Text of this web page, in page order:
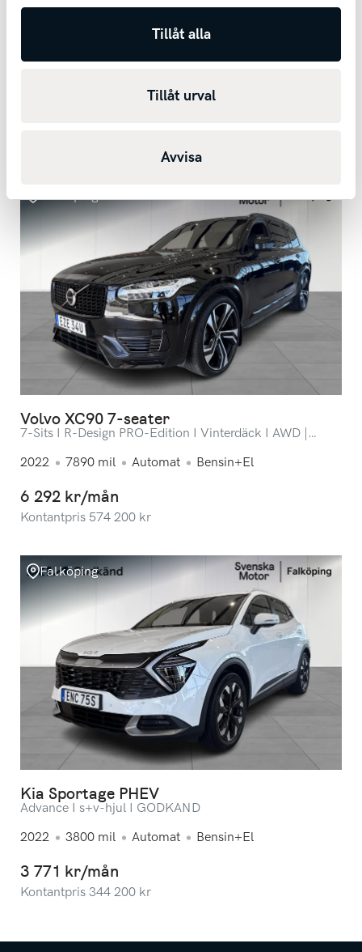
Tillåt alla
Tillåt urval
Avvisa
1,3 DIG-T I Dragkrok I Vinterhjul
Manuell Bensin
Falköping
Volvo XC90 7-seater
7-Sits I R-Design PRO-Edition I Vinterdäck I AWD |
2022
7890 mil Automat Bensin+El
6 292 kr/mån
Kontantpris 574 200 kr
Falköping
Kia Sportage PHEV
Advance I s+v-hjul I GODKÄND
2022
3800 mil Automat Bensin+El
3 771 kr/mån
Kontantpris 344 200 kr